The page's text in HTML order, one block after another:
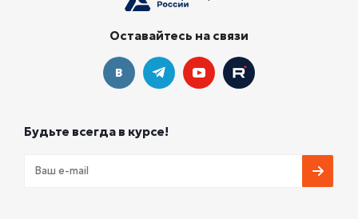
Оставайтесь на связи
Будьте всегда в курсе!